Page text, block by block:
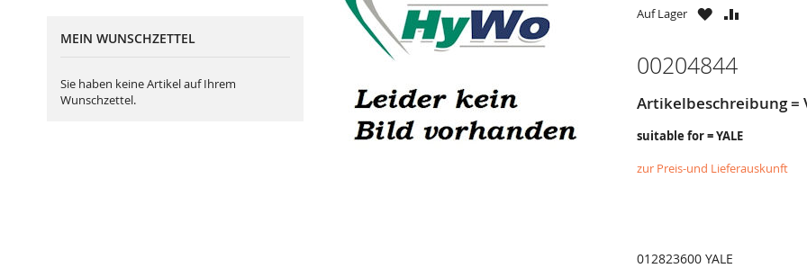
Auf Lager
ZU
ZU
00204844
Artikelbeschreibung =
suitable for = YALE
zur Preis-und Lieferauskunft
012823600 YALE
MEIN WUNSCHZETTEL
Sie haben keine Artikel auf Ihrem
Wunschzettel.